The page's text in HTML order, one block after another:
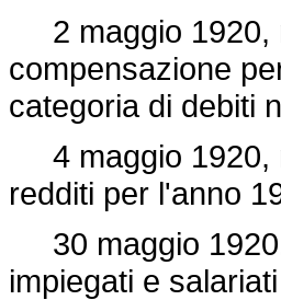
2 maggio 1920,
compensazione
categoria di debiti
4 maggio 1920,
redditi per l'anno
30 maggio 1920,
impiegati e